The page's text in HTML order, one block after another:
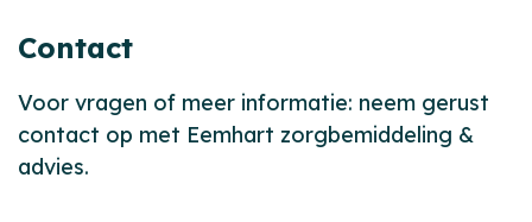
Contact
Voor vragen of meer informatie: neem gerust
contact op met Eemhart zorgbemiddeling &
advies.